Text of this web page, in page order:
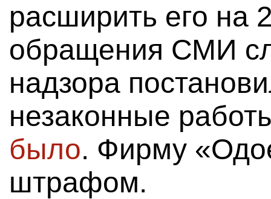
расширить его на
обращения СМИ
надзора
незаконные
было. Фирму
штрафом.